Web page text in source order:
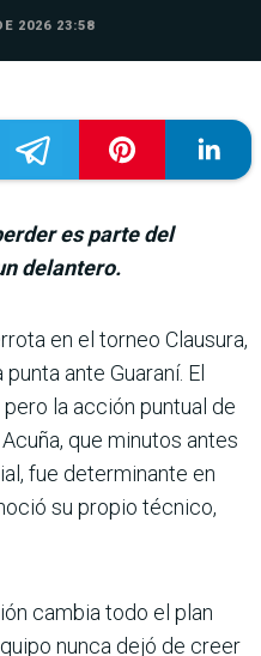
2026 23:58
es parte del
delantero.
en el tor­neo Clausura,
ante Guaraní. El
la acción puntual de
que minutos antes
fue deter­minante en
su propio técnico,
cambia todo el plan
nunca dejó de creer